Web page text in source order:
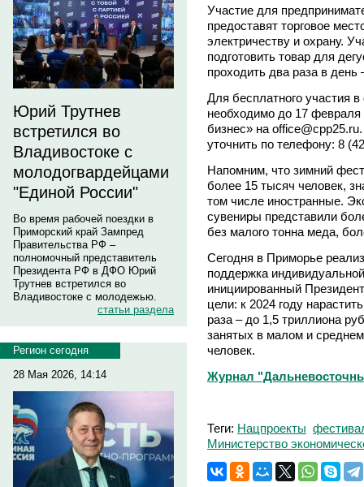
Юрий Трутнев
встретился во
Владивостоке с
молодогвардейцами
"Единой России"
Во время рабочей поездки в
Приморский край Зампред
Правительства РФ –
полномочный представитель
Президента РФ в ДФО Юрий
Трутнев встретился во
Владивостоке с молодежью.
статьи раздела
Регион сегодня
28 Мая 2026, 14:14
Участие для
предоставят торговое
электричеству и охрану.
подготовить товар для
проходить два раза в день
Для бесплатного участия
необходимо до 17 февраля
бизнес» на
уточнить по телефону: 8
Напомним, что зимний
более 15 тысяч человек,
том числе иностранные.
сувениры представили
без малого тонна меда,
Сегодня в Приморье
поддержка
инициированный
цели: к 2024 году
раза – до 1,5 триллиона
занятых в малом и
человек.
Журнал
Теги: Нацпроекты
Министерство